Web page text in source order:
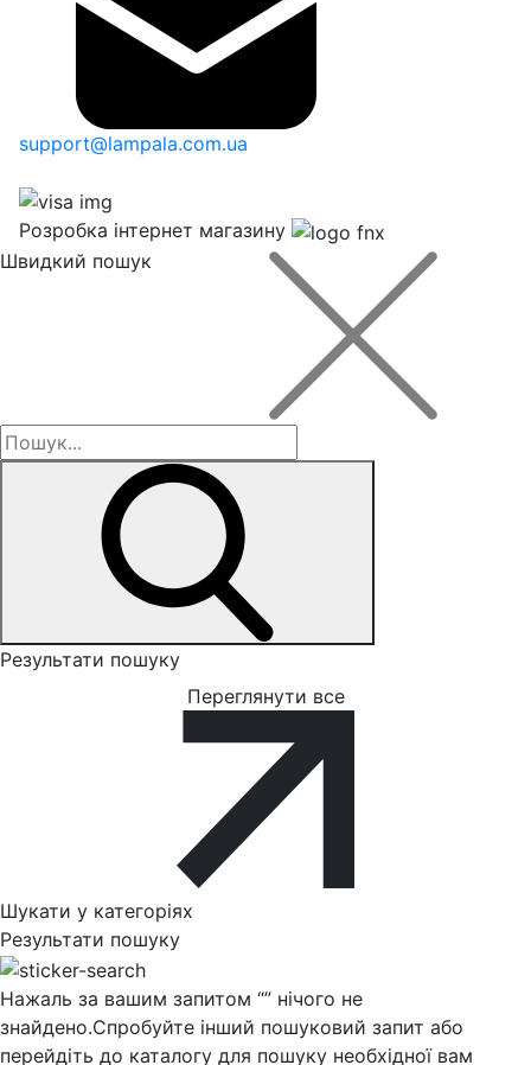
support@lampala.com.ua
Розробка інтернет магазину
Швидкий пошук
Результати пошуку
Переглянути все
Шукати у категоріях
Результати пошуку
Нажаль за вашим запитом “” нічого не
знайдено.Спробуйте інший пошуковий запит або
перейдіть до каталогу для пошуку необхідної вам